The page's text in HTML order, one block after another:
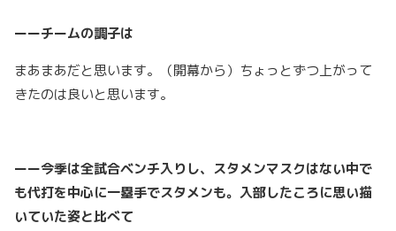
ーーチームの調子は
まあまあだと思います。（開幕から）ちょっとずつ上がって
きたのは良いと思います。
ーー今季は全試合ベンチ入りし、スタメンマスクはない中で
も代打を中心に一塁手でスタメンも。入部したころに思い描
いていた姿と比べて